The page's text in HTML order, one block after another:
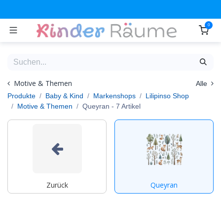
0
Motive & Themen
Alle
Produkte
Baby & Kind Markenshops
Lilipinso Shop
Motive & Themen
Queyran - 7 Artikel
Zurück Queyran